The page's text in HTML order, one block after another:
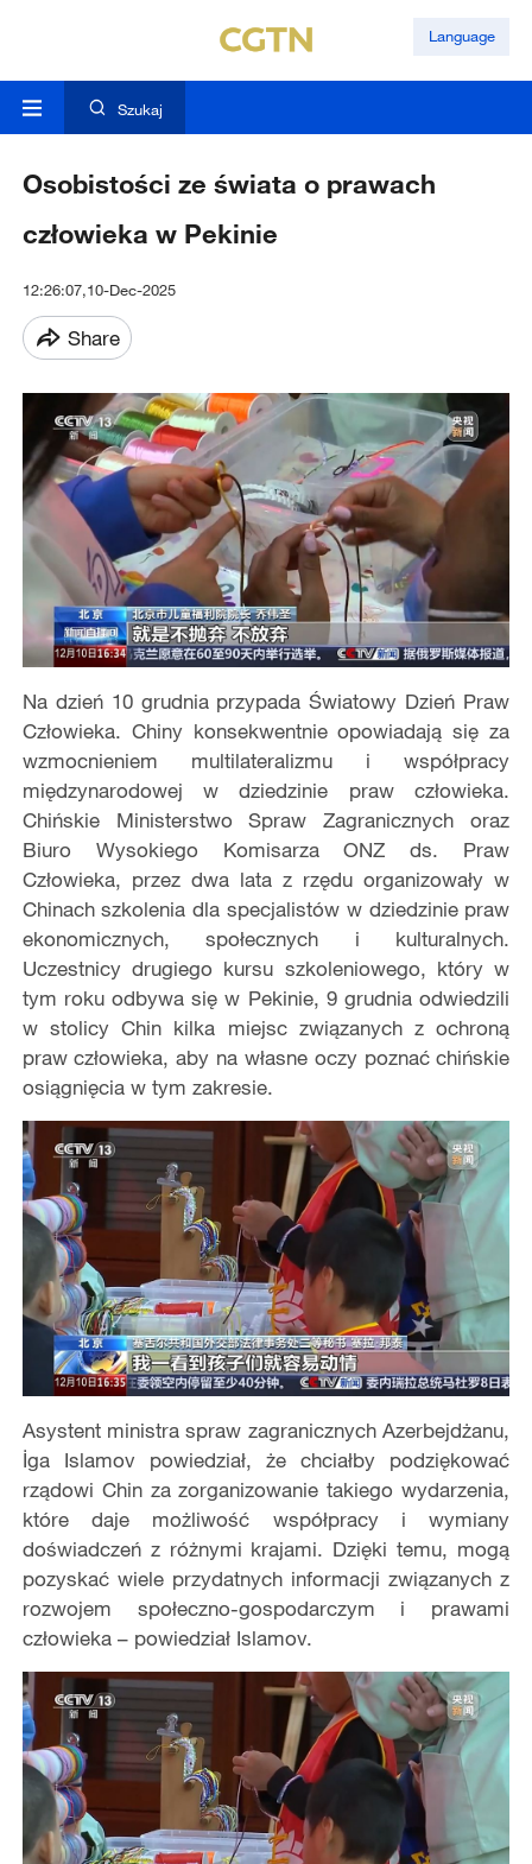
Language
Szukaj
Osobistości ze świata o prawach
człowieka w Pekinie
12:26:07,10-Dec-2025
Share
Na dzień 10 grudnia przypada Światowy Dzień Praw
Człowieka. Chiny konsekwentnie opowiadają się za
wzmocnieniem multilateralizmu i współpracy
międzynarodowej w dziedzinie praw człowieka.
Chińskie Ministerstwo Spraw Zagranicznych oraz
Biuro Wysokiego Komisarza ONZ ds. Praw
Człowieka, przez dwa lata z rzędu organizowały w
Chinach szkolenia dla specjalistów w dziedzinie praw
ekonomicznych, społecznych i kulturalnych.
Uczestnicy drugiego kursu szkoleniowego, który w
tym roku odbywa się w Pekinie, 9 grudnia odwiedzili
w stolicy Chin kilka miejsc związanych z ochroną
praw człowieka, aby na własne oczy poznać chińskie
osiągnięcia w tym zakresie.
Asystent ministra spraw zagranicznych Azerbejdżanu,
İga Islamov powiedział, że chciałby podziękować
rządowi Chin za zorganizowanie takiego wydarzenia,
które daje możliwość współpracy i wymiany
doświadczeń z różnymi krajami. Dzięki temu, mogą
pozyskać wiele przydatnych informacji związanych z
rozwojem społeczno-gospodarczym i prawami
człowieka – powiedział Islamov.